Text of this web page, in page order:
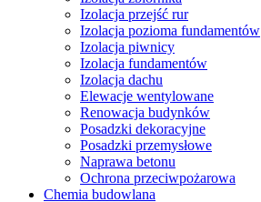
Izolacja przejść rur
Izolacja pozioma fundamentów
Izolacja piwnicy
Izolacja fundamentów
Izolacja dachu
Elewacje wentylowane
Renowacja budynków
Posadzki dekoracyjne
Posadzki przemysłowe
Naprawa betonu
Ochrona przeciwpożarowa
Chemia budowlana